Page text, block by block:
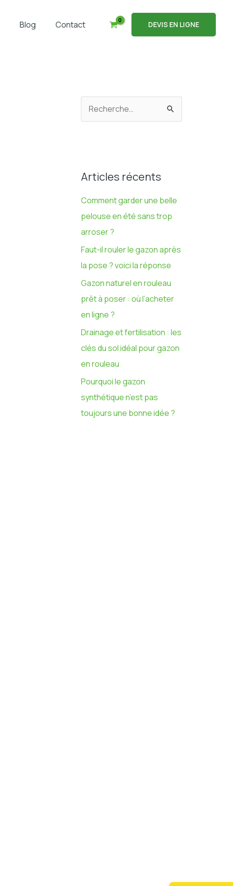
Blog Contact DEVIS EN LIGNE
e
c
h
e
r
:
Articles récents
Comment garder une belle
pelouse en été sans trop
arroser ?
Faut-il rouler le gazon après
la pose ? voici la réponse
Gazon naturel en rouleau
prêt à poser : où l’acheter
en ligne ?
Drainage et fertilisation : les
clés du sol idéal pour gazon
en rouleau
Pourquoi le gazon
synthétique n’est pas
toujours une bonne idée ?